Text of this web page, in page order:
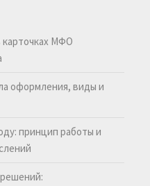
карточках МФО
оформления, виды и
принцип работы и